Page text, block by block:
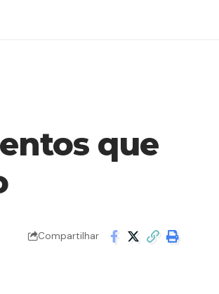
que
Compartilhar